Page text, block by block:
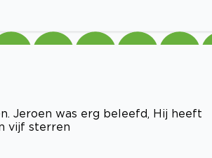
Jeroen was erg beleefd, Hij heeft
vijf sterren